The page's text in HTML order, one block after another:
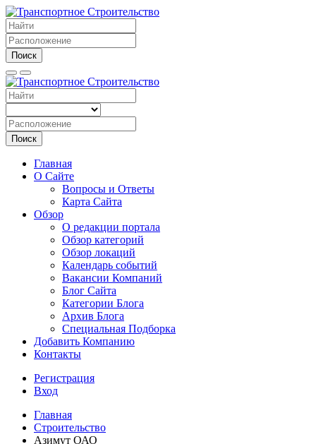
Поиск
Поиск
Главная
О Сайте
Вопросы и Ответы
Карта Сайта
Обзор
О редакции портала
Обзор категорий
Обзор локаций
Календарь событий
Вакансии Компаний
Блог Сайта
Категории Блога
Архив Блога
Специальная Подборка
Добавить Компанию
Контакты
Регистрация
Вход
Главная
Строительство
Азимут ОАО